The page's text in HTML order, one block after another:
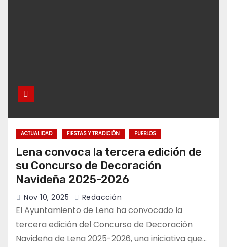
ACTUALIDAD FIESTAS Y TRADICIÓN PUEBLOS
Lena convoca la tercera edición de
su Concurso de Decoración
Navideña 2025-2026
Nov 10, 2025 Redacción
El Ayuntamiento de Lena ha convocado la
tercera edición del Concurso de Decoración
Navideña de Lena 2025-2026, una iniciativa que…